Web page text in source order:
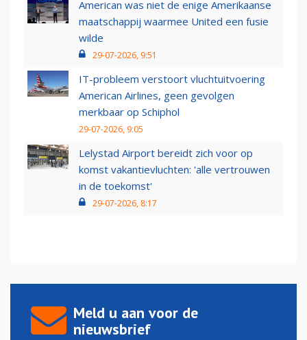
American was niet de enige Amerikaanse
maatschappij waarmee United een fusie
wilde
29-07-2026, 9:51
IT-probleem verstoort vluchtuitvoering
American Airlines, geen gevolgen
merkbaar op Schiphol
29-07-2026, 9:05
Lelystad Airport bereidt zich voor op
komst vakantievluchten: 'alle vertrouwen
in de toekomst'
29-07-2026, 8:17
Meld u aan voor de
nieuwsbrief